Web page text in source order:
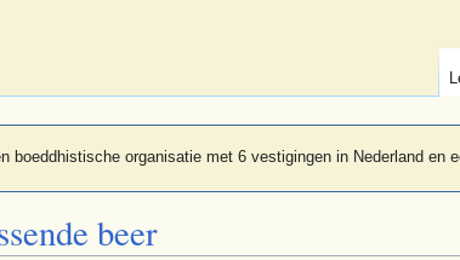
boeddhistische organisatie met 6 vestigingen in Nederland en
beer